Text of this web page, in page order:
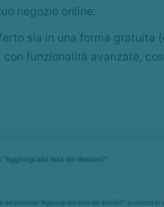
negozio online.
sia in una forma
con funzionalità avanzate,